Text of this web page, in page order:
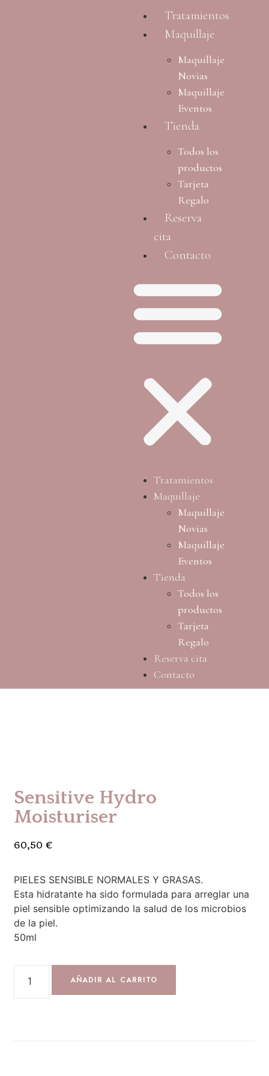
Tratamientos
Maquillaje
Maquillaje
Novias
Maquillaje
Eventos
Tienda
Todos los
productos
Tarjeta
Regalo
Reserva
cita
Contacto
Tratamientos
Maquillaje
Maquillaje
Novias
Maquillaje
Eventos
Tienda
Todos los
productos
Tarjeta
Regalo
Reserva cita
Contacto
Sensitive Hydro
Moisturiser
60,50€
PIELES SENSIBLE NORMALES Y GRASAS.
Esta hidratante ha sido formulada para arreglar una
piel sensible optimizando la salud de los microbios
de la piel.
50ml
AÑADIR AL CARRITO